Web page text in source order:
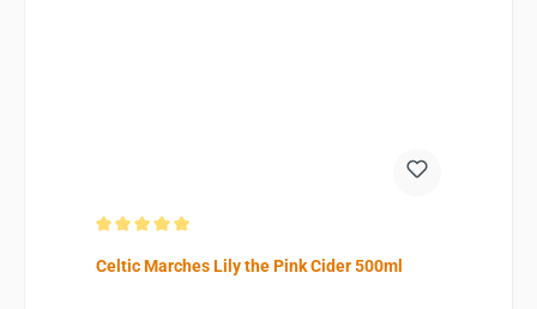
Celtic Marches Lily the Pink Cider 500ml